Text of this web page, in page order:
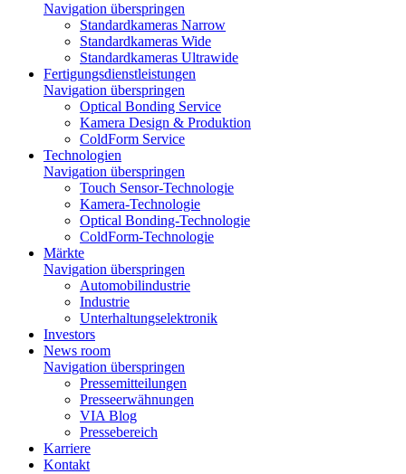
Navigation überspringen
Standardkameras Narrow
Standardkameras Wide
Standardkameras Ultrawide
Fertigungsdienstleistungen
Navigation überspringen
Optical Bonding Service
Kamera Design & Produktion
ColdForm Service
Technologien
Navigation überspringen
Touch Sensor-Technologie
Kamera-Technologie
Optical Bonding-Technologie
ColdForm-Technologie
Märkte
Navigation überspringen
Automobilindustrie
Industrie
Unterhaltungselektronik
Investors
News room
Navigation überspringen
Pressemitteilungen
Presseerwähnungen
VIA Blog
Pressebereich
Karriere
Kontakt